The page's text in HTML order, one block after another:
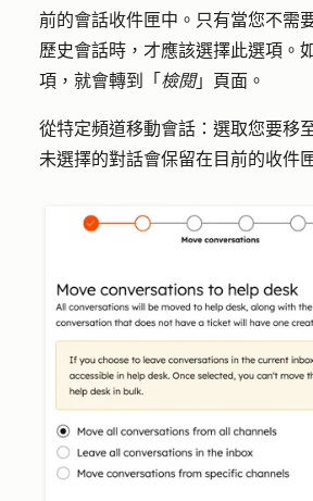
前的會話收件匣中。只有當您不需
歷史會話時，才應該選擇此選項。
項，就會轉到「 檢閱」頁面。
從特定頻道移動會話 ：選取您要移
未選擇的對話會保留在目前的收件